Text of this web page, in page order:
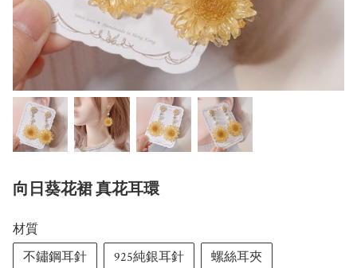
向日葵花裙 真花耳環
材質
不鏽鋼耳針
925純銀耳針 螺絲耳夾